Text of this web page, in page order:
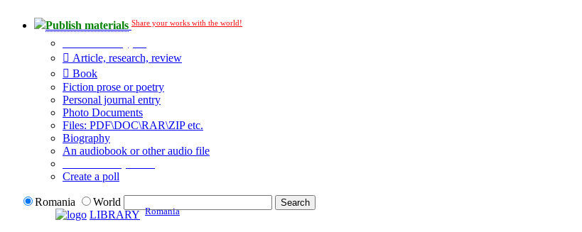
Publish materials Share your works with the world!
Article, research, review
Book
Fiction prose or poetry
Personal journal entry
Photo Documents
Files: PDF\DOC\RAR\ZIP etc.
Biography
An audiobook or other audio file
Create a poll
Romania
World
LIBRARY Romania